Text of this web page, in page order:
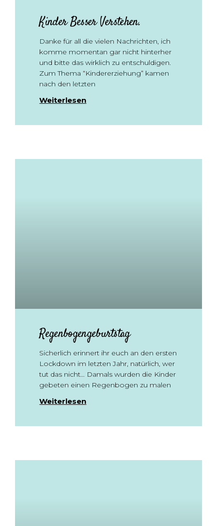
Kinder Besser Verstehen.
Danke für all die vielen Nachrichten, ich
komme momentan gar nicht hinterher
und bitte das wirklich zu entschuldigen.
Zum Thema “Kindererziehung” kamen
nach den letzten
Weiterlesen
Regenbogengeburtstag
Sicherlich erinnert ihr euch an den ersten
Lockdown im letzten Jahr, natürlich, wer
tut das nicht… Damals wurden die Kinder
gebeten einen Regenbogen zu malen
Weiterlesen